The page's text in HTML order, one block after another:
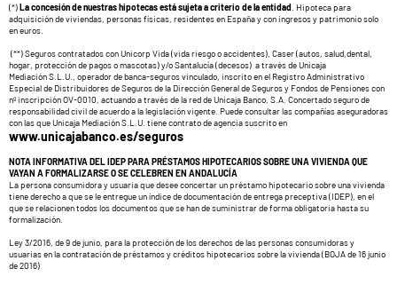
(*)La concesión de nuestras hipotecas está sujeta a criterio de la entidad . Hipoteca para
adquisición de viviendas, personas físicas, residentes en España y con ingresos y patrimonio solo
en euros.
(**) Seguros contratados con Unicorp Vida (vida riesgo o accidentes), Caser (autos, salud,dental,
hogar, protección de pagos o mascotas) y/o Santalucía (decesos) a través de Unicaja
Mediación S.L.U., operador de banca-seguros vinculado, inscrito en el Registro Administrativo
Especial de Distribuidores de Seguros de la Dirección General de Seguros y Fondos de Pensiones con
nº inscripción OV-0010, actuando a través de la red de Unicaja Banco, S.A. Concertado seguro de
responsabilidad civil de acuerdo a la legislación vigente. Puede consultar las compañías aseguradoras
con las que Unicaja Mediación S.L.U. tiene contrato de agencia suscrito en
www.unicajabanco.es/seguros
NOTA INFORMATIVA DEL IDEP PARA PRÉSTAMOS HIPOTECARIOS SOBRE UNA VIVIENDA QUE
VAYAN A FORMALIZARSE O SE CELEBREN EN ANDALUCÍA
La persona consumidora y usuaria que desee concertar un préstamo hipotecario sobre una vivienda
tiene derecho a que se le entregue un índice de documentación de entrega preceptiva (IDEP), en el
que se relacionen todos los documentos que se han de suministrar de forma obligatoria hasta su
formalización.
Ley 3/2016, de 9 de junio, para la protección de los derechos de las personas consumidoras y
usuarias en la contratación de préstamos y créditos hipotecarios sobre la vivienda (BOJA de 16 junio
de 2016)